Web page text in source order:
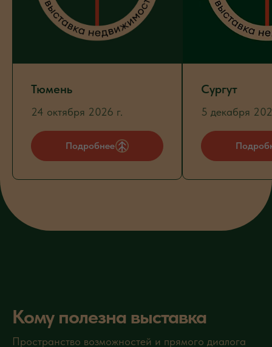
Тюмень
24 октября 2026 г.
Подробнее
Сургут
5 декабря
Кому полезна выставка
Пространство возможностей и прямого диалога